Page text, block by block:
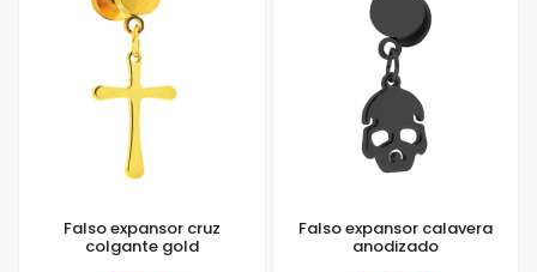
Falso expansor cruz
colgante gold
Falso expansor calavera
anodizado